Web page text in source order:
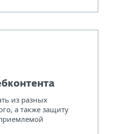
из разных
а также защиту